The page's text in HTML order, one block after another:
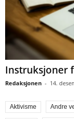
Instruksjoner
Redaksjonen - 14.
Aktivisme Andre